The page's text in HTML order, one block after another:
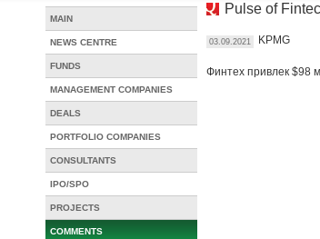
MAIN
NEWS CENTRE
FUNDS
MANAGEMENT COMPANIES
DEALS
PORTFOLIO COMPANIES
CONSULTANTS
IPO/SPO
PROJECTS
COMMENTS
Pulse of
03.09.2021 KPMG
Финтех привлек $98